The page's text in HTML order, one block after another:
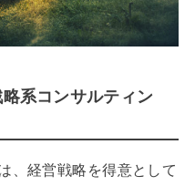
系コンサルティン
、経営戦略を得意として